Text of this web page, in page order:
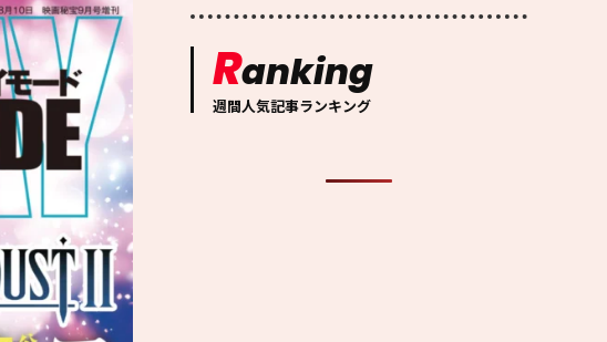
Ranking
週間人気記事ランキング